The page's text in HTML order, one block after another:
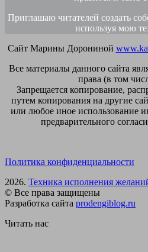
Приглашаю читателей создать
используя мою
Сайт Марины Дорониной
Все материалы данного сайта
права (в том
Запрещается копирование,
путем копирования на другие
или любое иное использование
предварительного
Политика конфиденциальности
2026. Техника исполнения
© Все права защищены
Разработка сайта prodengiblog.ru
Читать нас